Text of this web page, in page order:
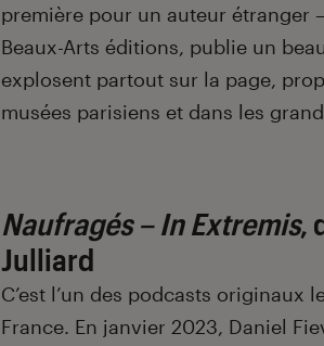
première pour un auteur étranger
Beaux-Arts éditions, publie un
explosent partout sur la page,
musées parisiens et dans les
Naufragés – In Extremis,
Julliard
C’est l’un des podcasts originaux
France. En janvier 2023, Daniel